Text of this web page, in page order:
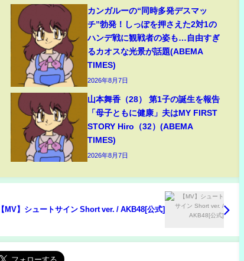
カンガルーの“同時多発デスマッ
チ”勃発！しっぽを押さえた2対1の
ハンデ戦に観戦者の姿も…自由すぎ
るカオスな光景が話題(ABEMA
TIMES)
2026年8月7日
山本舞香（28） 第1子の誕生を報告
「母子ともに健康」夫はMY FIRST
STORY Hiro（32）(ABEMA
TIMES)
2026年8月7日
【MV】シュートサイン Short ver. / AKB48[公式]